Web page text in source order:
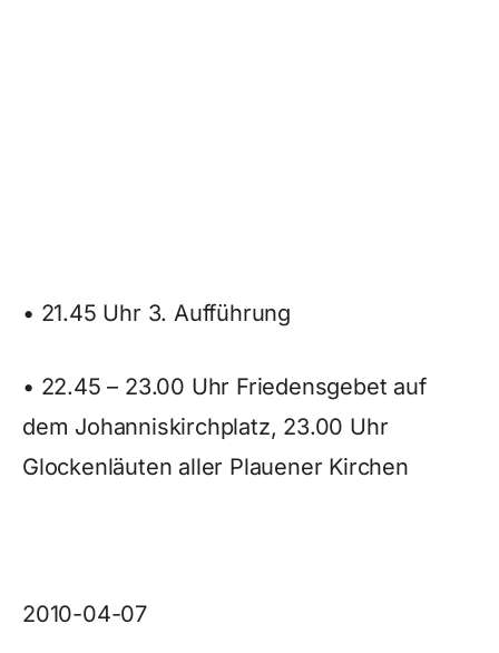
• 21.45 Uhr 3. Aufführung
• 22.45 – 23.00 Uhr Friedensgebet auf
dem Johanniskirchplatz, 23.00 Uhr
Glockenläuten aller Plauener Kirchen
2010-04-07